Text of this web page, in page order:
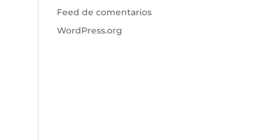
Feed de comentarios
WordPress.org